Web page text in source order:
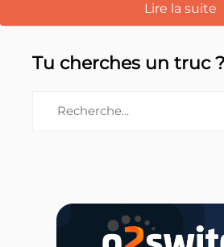
Lire la suite
Tu cherches un truc